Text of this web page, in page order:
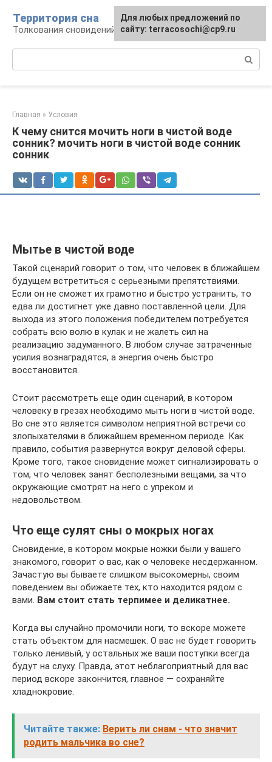
контенту
Территория сна
Толкования сновидений
Главная » Условия
К чему снится мочить ноги в чистой воде
сонник? мочить ноги в чистой воде сонник
сонник
Мытье в чистой воде
Такой сценарий говорит о том, что человек в ближайшем
будущем встретиться с серьезными препятствиями.
Если он не сможет их грамотно и быстро устранить, то
едва ли достигнет уже давно поставленной цели. Для
выхода из этого положения победителем потребуется
собрать всю волю в кулак и не жалеть сил на
реализацию задуманного. В любом случае затраченные
усилия вознаградятся, а энергия очень быстро
восстановится.
Стоит рассмотреть еще один сценарий, в котором
человеку в грезах необходимо мыть ноги в чистой воде.
Во сне это является символом неприятной встречи со
злопыхателями в ближайшем временном периоде. Как
правило, события развернутся вокруг деловой сферы.
Кроме того, такое сновидение может сигнализировать о
том, что человек занят бесполезными вещами, за что
окружающие смотрят на него с упреком и
недовольством.
Что еще сулят сны о мокрых ногах
Сновидение, в котором мокрые ножки были у вашего
знакомого, говорит о вас, как о человеке несдержанном.
Зачастую вы бываете слишком высокомерны, своим
поведением вы обижаете тех, кто находится рядом с
вами. Вам стоит стать терпимее и деликатнее.
Когда вы случайно промочили ноги, то вскоре можете
стать объектом для насмешек. О вас не будет говорить
только ленивый, у остальных же ваши поступки всегда
будут на слуху. Правда, этот неблагоприятный для вас
период вскоре закончится, главное — сохраняйте
хладнокровие.
Читайте также: Верить ли снам - что значит
родить мальчика во сне?
Для любых предложений по
сайту: terracosochi@cp9.ru